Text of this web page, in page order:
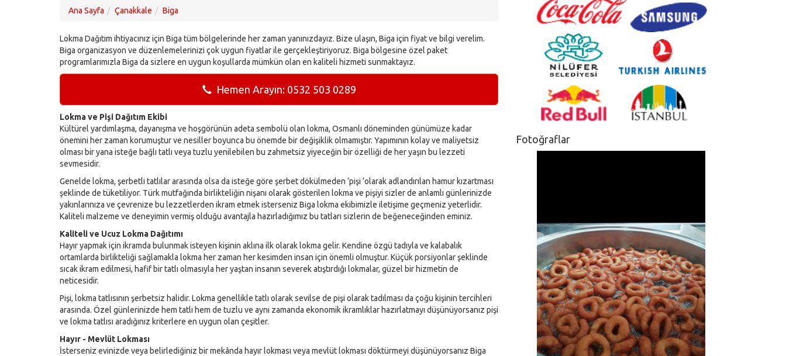
Ana Sayfa Çanakkale Biga
Lokma Dağıtım ihtiyacınız için Biga tüm bölgelerinde her zaman yanınızdayız. Bize ulaşın, Biga için fiyat ve bilgi verelim.
Biga organizasyon ve düzenlemelerinizi çok uygun fiyatlar ile gerçekleştiriyoruz. Biga bölgesine özel paket
programlarımızla Biga da sizlere en uygun koşullarda mümkün olan en kaliteli hizmeti sunmaktayız.
Hemen Arayın: 0532 503 0289
Lokma ve Pişi Dağıtım Ekibi
Kültürel yardımlaşma, dayanışma ve hoşgörünün adeta sembolü olan lokma, Osmanlı döneminden günümüze kadar
önemini her zaman korumuştur ve nesiller boyunca bu önemde bir değişiklik olmamıştır. Yapımının kolay ve maliyetsiz
olması bir yana isteğe bağlı tatlı veya tuzlu yenilebilen bu zahmetsiz yiyeceğin bir özelliği de her yaşın bu lezzeti
sevmesidir.
Genelde lokma, şerbetli tatlılar arasında olsa da isteğe göre şerbet dökülmeden ‘pişi ‘olarak adlandırılan hamur kızartması
şeklinde de tüketiliyor. Türk mutfağında birlikteliğin nişanı olarak gösterilen lokma ve pişiyi sizler de anlamlı günlerinizde
yakınlarınıza ve çevrenize bu lezzetlerden ikram etmek isterseniz Biga lokma ekibimizle iletişime geçmeniz yeterlidir.
Kaliteli malzeme ve deneyimin vermiş olduğu avantajla hazırladığımız bu tatları sizlerin de beğeneceğinden eminiz.
Kaliteli ve Ucuz Lokma Dağıtımı
Hayır yapmak için ikramda bulunmak isteyen kişinin aklına ilk olarak lokma gelir. Kendine özgü tadıyla ve kalabalık
ortamlarda birlikteliği sağlamakla lokma her zaman her kesimden insan için önemli olmuştur. Küçük porsiyonlar şeklinde
sıcak ikram edilmesi, hafif bir tatlı olmasıyla her yaştan insanın severek atıştırdığı lokmalar, güzel bir hizmetin de
neticesidir.
Pişi, lokma tatlısının şerbetsiz halidir. Lokma genellikle tatlı olarak sevilse de pişi olarak tadılması da çoğu kişinin tercihleri
arasında. Özel günlerinizde hem tatlı hem de tuzlu ve aynı zamanda ekonomik ikramlıklar hazırlatmayı düşünüyorsanız pişi
ve lokma tatlısı aradığınız kriterlere en uygun olan çeşitler.
Hayır - Mevlüt Lokması
İsterseniz evinizde veya belirlediğiniz bir mekânda hayır lokması veya mevlüt lokması döktürmeyi düşünüyorsanız Biga
Fotoğraflar